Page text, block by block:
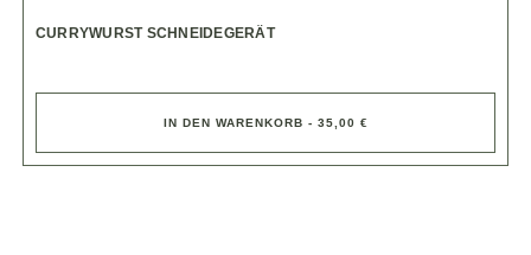
CURRYWURST SCHNEIDEGERÄT
IN DEN WARENKORB - 35,00 €